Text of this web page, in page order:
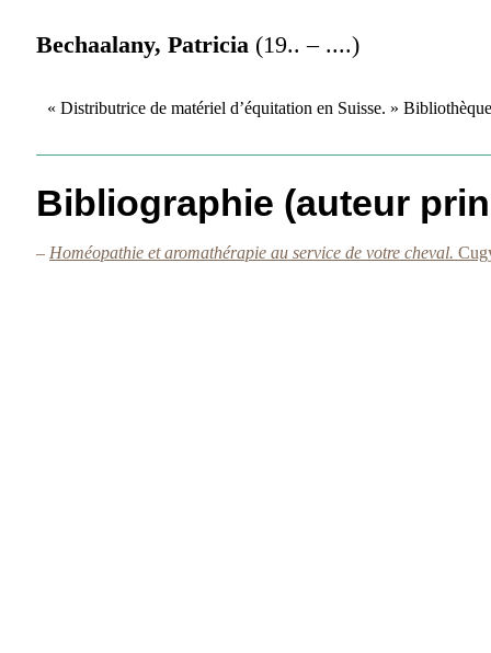
Bechaalany, Patricia (19.. – ....)
« Distributrice de matériel d’équitation en Suisse. »
Bibliographie (auteur
– Homéopathie et aromathérapie au service de votre cheval.